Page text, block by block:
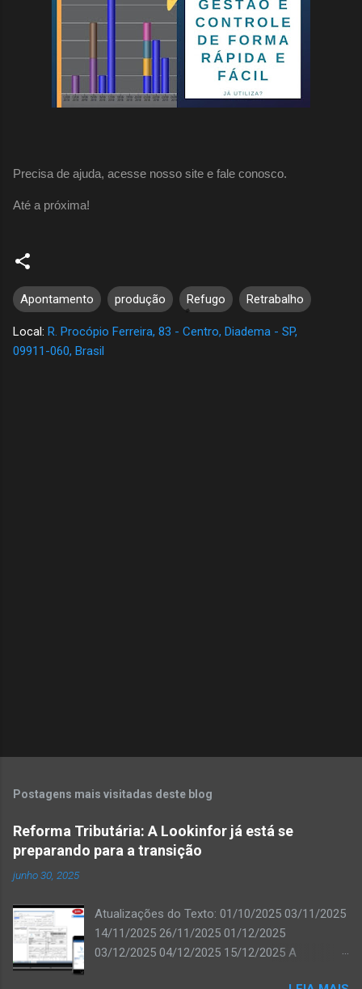
Precisa de ajuda, acesse nosso site e fale conosco.
Até a próxima!
Apontamento produção Refugo Retrabalho
Local: R. Procópio Ferreira, 83 - Centro, Diadema - SP,
09911-060, Brasil
Postagens mais visitadas deste blog
Reforma Tributária: A Lookinfor já está se
preparando para a transição
junho 30, 2025
Atualizações do Texto: 01/10/2025 03/11/2025
14/11/2025 26/11/2025 01/12/2025
03/12/2025 04/12/2025 15/12/2025 A